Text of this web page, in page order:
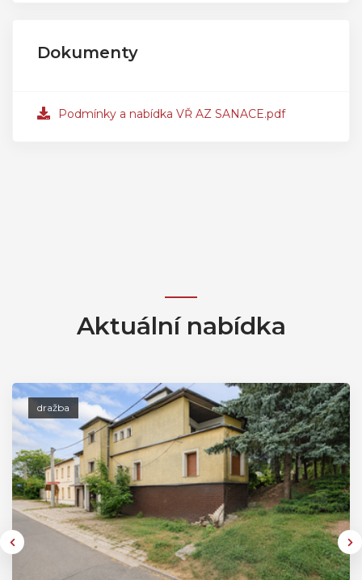
Dokumenty
Podmínky a nabídka VŘ AZ SANACE.pdf
Aktuální nabídka
dražba